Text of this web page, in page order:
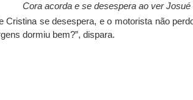
Cora acorda e se desespera ao ver
Cristina se desespera, e o motorista não
dormiu bem?”, dispara.